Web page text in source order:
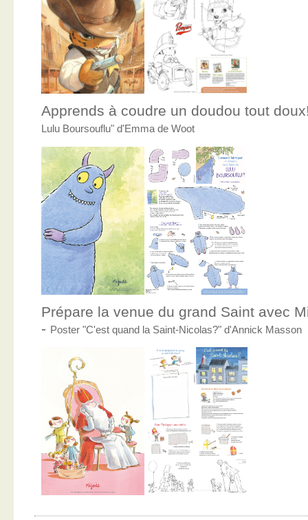
Apprends à coudre un doudou tout
Lulu Boursouflu" d'Emma de Woot
Prépare la venue du grand Saint avec
- Poster "C'est quand la Saint-Nicolas?" d'Annick Masson